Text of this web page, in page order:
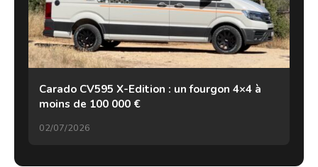
Carado CV595 X-Edition : un fourgon 4×4 à
moins de 100 000 €
02/07/2026